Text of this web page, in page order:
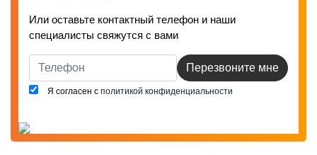
Или оставьте контактный телефон и наши
специалисты свяжутся с вами
Перезвоните мне
Я согласен с политикой конфиденциальности